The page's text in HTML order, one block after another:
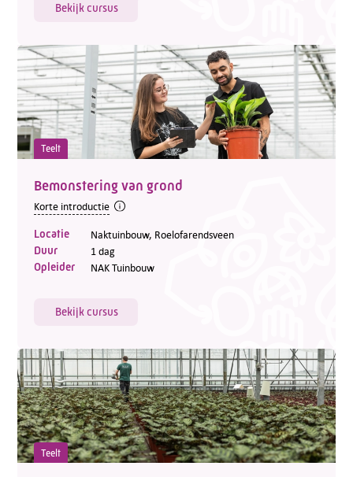
Bekijk cursus
Teelt
Bemonstering van grond
Korte introductie
Locatie Naktuinbouw, Roelofarendsveen
Duur 1 dag
Opleider NAK Tuinbouw
Bekijk cursus
Teelt